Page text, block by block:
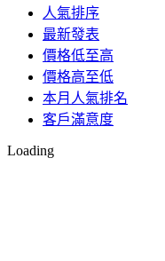
人氣排序
最新發表
價格低至高
價格高至低
本月人氣排名
客戶滿意度
Loading